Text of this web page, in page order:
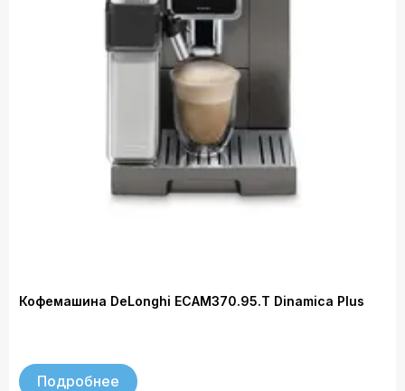
Кофемашина DeLonghi ECAM370.95.T Dinamica Plus
Подробнее